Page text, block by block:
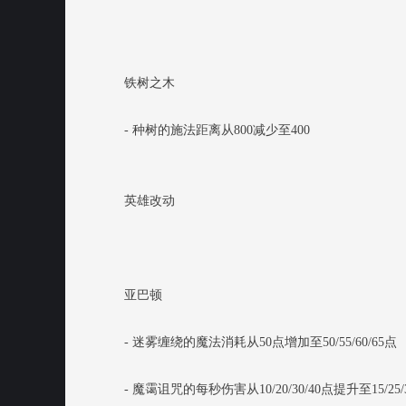
铁树之木
- 种树的施法距离从800减少至400
英雄改动
亚巴顿
- 迷雾缠绕的魔法消耗从50点增加至50/55/60/65点
- 魔霭诅咒的每秒伤害从10/20/30/40点提升至15/25/